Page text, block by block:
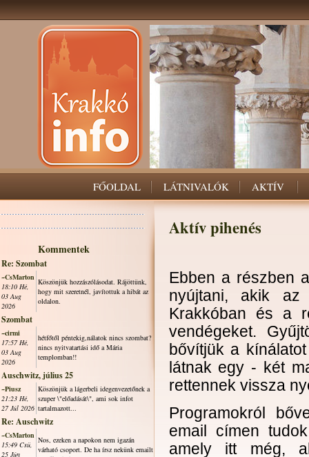
FŐOLDAL LÁTNIVALÓK AKTÍV
Kommentek
Re: Szombat
~CsMarton
18:10 Hé,
03 Aug
2026
Köszönjük hozzászólásodat. Rájöttünk,
hogy mit szeretnél, javítottuk a hibát az
oldalon.
Szombat
~cirmi
17:57 Hé,
03 Aug
2026
hétfőtől péntekig,nálatok nincs szombat?
nincs nyitvatartási idő a Mária
templomban!!
Auschwitz, július 25
~Piusz
21:23 Hé,
27 Júl 2026
Köszönjük a lágerbeli idegenvezetőnek a
szuper \"előadását\", ami sok infot
tartalmazott...
Re: Auschwitz
~CsMarton
15:49 Csü,
25 Jún
Nos, ezeken a napokon nem igazán
várható csoport. De ha írsz nekünk emailt
Aktív pihenés
Ebben a részben
nyújtani, akik
Krakkóban és a
vendégeket.
bővítjük a
látnak egy - két
rettennek vissza
Programokról
email címen
amely itt még,